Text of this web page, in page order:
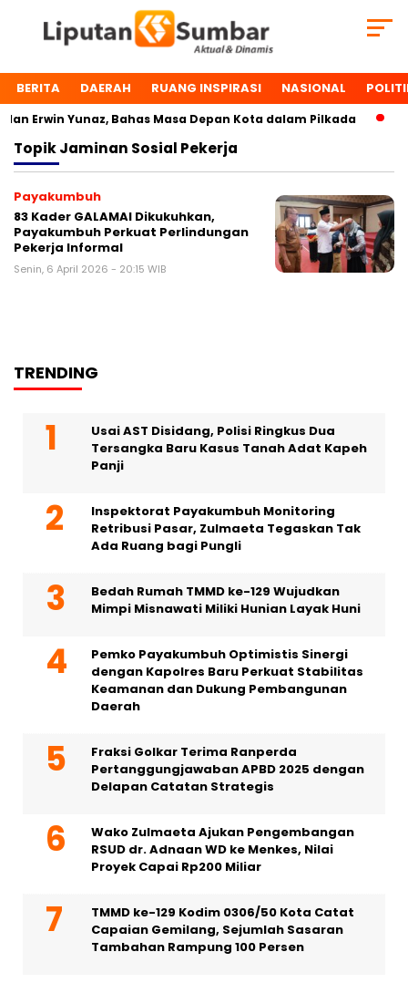
BERITA DAERAH RUANG INSPIRASI NASIONAL
Erwin Yunaz, Bahas Masa Depan Kota dalam Pilkada
TopikJaminan Sosial Pekerja
Payakumbuh
83 Kader GALAMAI Dikukuhkan,
Payakumbuh Perkuat Perlindungan
Pekerja Informal
Senin, 6 April 2026 - 20:15 WIB
TRENDING
Usai AST Disidang, Polisi Ringkus Dua
Tersangka Baru Kasus Tanah Adat Kapeh
Panji
Inspektorat Payakumbuh Monitoring
Retribusi Pasar, Zulmaeta Tegaskan Tak
Ada Ruang bagi Pungli
Bedah Rumah TMMD ke-129 Wujudkan
Mimpi Misnawati Miliki Hunian Layak Huni
Pemko Payakumbuh Optimistis Sinergi
dengan Kapolres Baru Perkuat Stabilitas
Keamanan dan Dukung Pembangunan
Daerah
Fraksi Golkar Terima Ranperda
Pertanggungjawaban APBD 2025 dengan
Delapan Catatan Strategis
Wako Zulmaeta Ajukan Pengembangan
RSUD dr. Adnaan WD ke Menkes, Nilai
Proyek Capai Rp200 Miliar
TMMD ke-129 Kodim 0306/50 Kota Catat
Capaian Gemilang, Sejumlah Sasaran
Tambahan Rampung 100 Persen